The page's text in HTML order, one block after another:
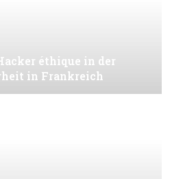
éthique in der
in Frankreich